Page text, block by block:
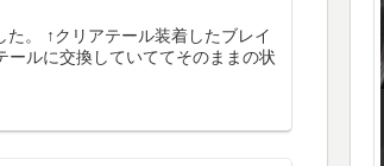
。 ↑クリアテール装着したブレイ
ルに交換していててそのままの状